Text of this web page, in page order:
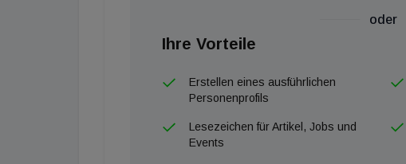
oder
Ihre Vorteile
Erstellen eines ausführlichen
Personenprofils
Lesezeichen für Artikel, Jobs und
Events